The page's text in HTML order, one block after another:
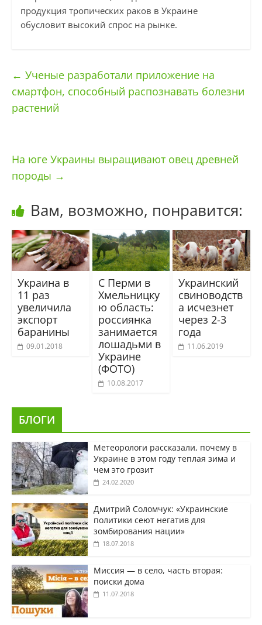
продукция тропических раков в Украине
обусловит высокий спрос на рынке.
← Ученые разработали приложение на
смартфон, способный распознавать болезни
растений
На юге Украины выращивают овец древней
породы →
Вам, возможно, понравится:
Украина в
11 раз
увеличила
экспорт
баранины
09.01.2018
С Перми в
Хмельницку
ю область:
россиянка
занимается
лошадьми в
Украине
(ФОТО)
10.08.2017
Украинский
свиноводств
а исчезнет
через 2-3
года
11.06.2019
БЛОГИ
Метеорологи рассказали, почему в
Украине в этом году теплая зима и
чем это грозит
24.02.2020
Дмитрий Соломчук: «Украинские
политики сеют негатив для
зомбирования нации»
18.07.2018
Миссия — в село, часть вторая:
поиски дома
11.07.2018